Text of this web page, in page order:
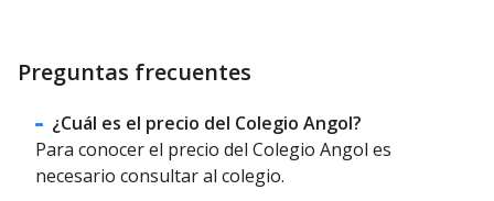
Preguntas frecuentes
¿Cuál es el precio del Colegio Angol?
Para conocer el precio del Colegio Angol es
necesario consultar al colegio.